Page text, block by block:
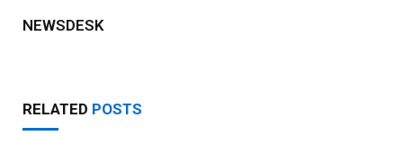
NEWSDESK
RELATED POSTS